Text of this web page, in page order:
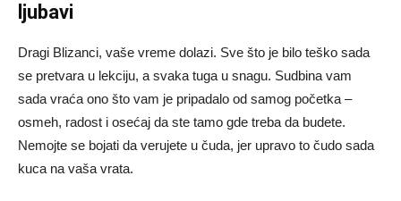
ljubavi
Dragi Blizanci, vaše vreme dolazi. Sve što je bilo teško sada
se pretvara u lekciju, a svaka tuga u snagu. Sudbina vam
sada vraća ono što vam je pripadalo od samog početka –
osmeh, radost i osećaj da ste tamo gde treba da budete.
Nemojte se bojati da verujete u čuda, jer upravo to čudo sada
kuca na vaša vrata.